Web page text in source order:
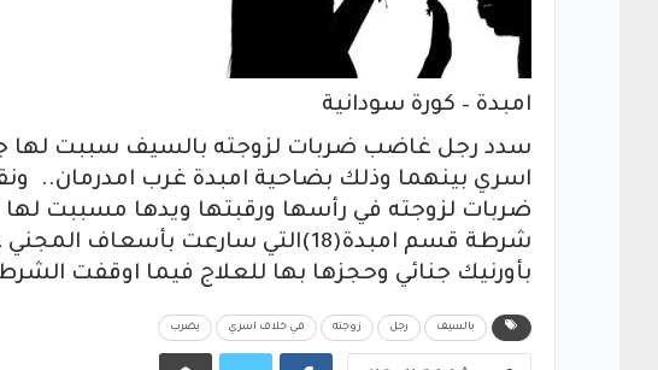
امبدة – كورة سودانية
سدد رجل غاضب ضربات لزوجته بالسيف سببت لها
اسري بينهما وذلك بضاحية امبدة غرب امدرمان..
ضربات لزوجته في رأسها ورقبتها ويدها مسببت لها
شرطة قسم امبدة(18)التي سارعت
بأورنيك جنائي وحجزها بها للعلاج فيما اوقفت
بالسيف رجل زوجته في خلاف اسري يضرب